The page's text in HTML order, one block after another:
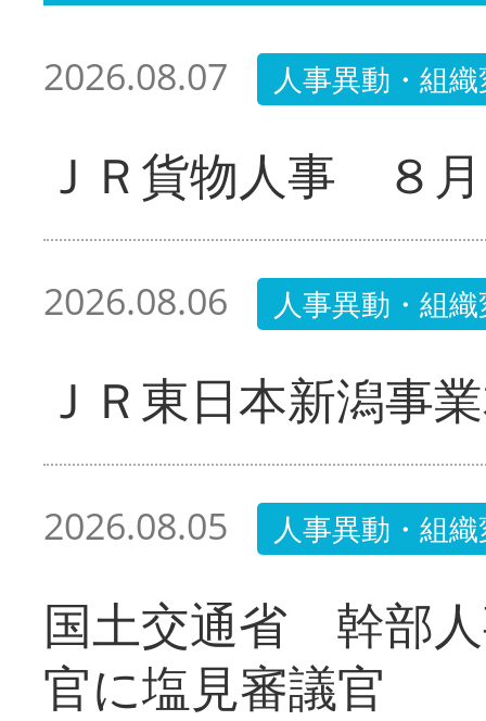
2026.08.07 人事異動・組
ＪＲ貨物人事 ８
2026.08.06 人事異動・組
ＪＲ東日本新潟事
2026.08.05 人事異動・組
国土交通省 幹部
官に塩見審議官